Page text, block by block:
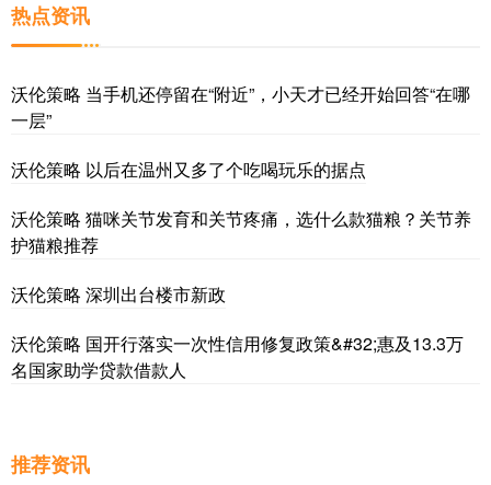
热点资讯
沃伦策略 当手机还停留在“附近”，小天才已经开始回答“在哪
一层”
沃伦策略 以后在温州又多了个吃喝玩乐的据点
沃伦策略 猫咪关节发育和关节疼痛，选什么款猫粮？关节养
护猫粮推荐
沃伦策略 深圳出台楼市新政
沃伦策略 国开行落实一次性信用修复政策&#32;惠及13.3万
名国家助学贷款借款人
推荐资讯